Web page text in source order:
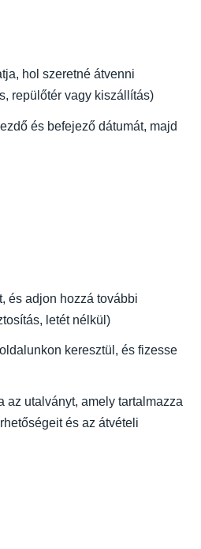
hol szeretné átvenni
repülőtér vagy kiszállítás)
és befejező dátumát, majd
és adjon hozzá további
letét nélkül)
keresztül, és fizesse
az utalványt, amely tartalmazza
és az átvételi